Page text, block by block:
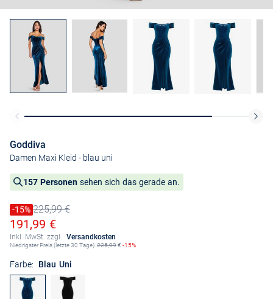
Goddiva
Damen Maxi Kleid - blau uni
157 Personen sehen sich das gerade an.
Preis reduziert um
-15%
Alter Preis225,99 €
Ermäßigter Preis
191,99 €
Inkl. MwSt. zzgl. Versandkosten
Niedrigster Preis (letzte 30 Tage):225,99€ -15%
Farbe: Blau Uni